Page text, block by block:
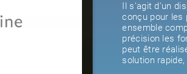
Il s'agit d'un
conçu pour les
ensemble
précision les
peut être
solution